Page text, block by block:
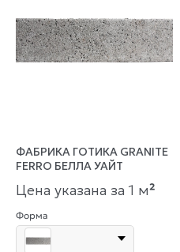
ФАБРИКА ГОТИКА GRANITE
FERRO БЕЛЛА УАЙТ
Цена указана за 1 м²
Форма